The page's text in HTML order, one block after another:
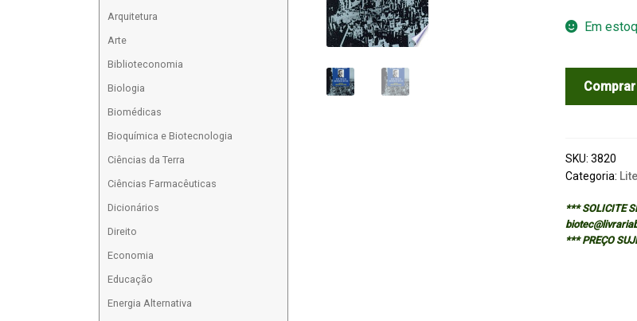
Em
COMPANION
BONHOEFFER
quantidade
Comprar
SKU: 3820
Categoria:
*** SOLICITE
*** PREÇO
Arquitetura
Arte
Biblioteconomia
Biologia
Biomédicas
Bioquímica e Biotecnologia
Ciências da Terra
Ciências Farmacêuticas
Dicionários
Direito
Economia
Educação
Energia Alternativa